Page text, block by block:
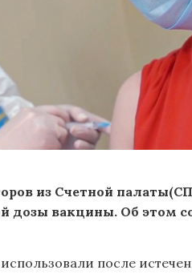
из Счетной
дозы вакцины. Об этом
после